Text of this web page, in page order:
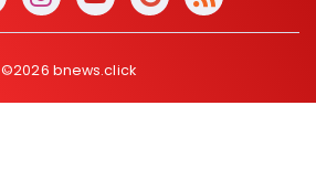
©2026 bnews.click